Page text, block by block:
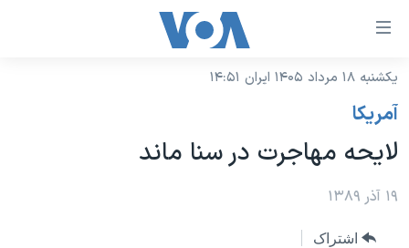
لینکهای
دسترسی
جهش
محتوای
اصلی
جهش
نسخه سبک وب‌سایت
موضوع ها
ایران
آمریکا
برنامه های تلویزیونی
جدول برنامه ها
یکشنبه ۱۸ مرداد ۱۴۰۵ ایران ۱۴:۵۱
آمريکا
لایحه مهاجرت در سنا ماند
۱۹ آذر ۱۳۸۹
اشتراک